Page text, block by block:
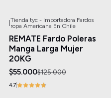
-56%OFF
Agotado
Tienda tyc - Importadora Fardos
ropa Americana En Chile
REMATE Fardo Poleras
Manga Larga Mujer
20KG
$55.000$125.000
4.7